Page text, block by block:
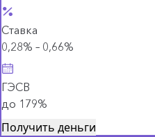
Ставка
0,28% – 0,66%
ГЭСВ
до 179%
Получить деньги